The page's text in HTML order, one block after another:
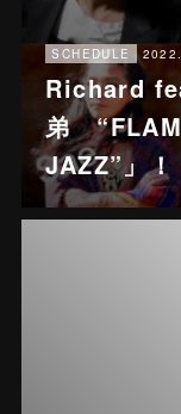
SCHEDULE
Richard
弟
JAZZ”」！